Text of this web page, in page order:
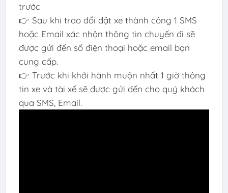
trước
👉 Sau khi trao đổi đặt xe thành công 1 SMS
hoặc Email xác nhận thông tin chuyến đi sẽ
được gửi đến số điện thoại hoặc email bạn
cung cấp.
👉 Trước khi khởi hành muộn nhất 1 giờ thông
tin xe và tài xế sẽ được gửi đến cho quý khách
qua SMS, Email.